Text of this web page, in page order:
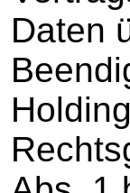
Daten